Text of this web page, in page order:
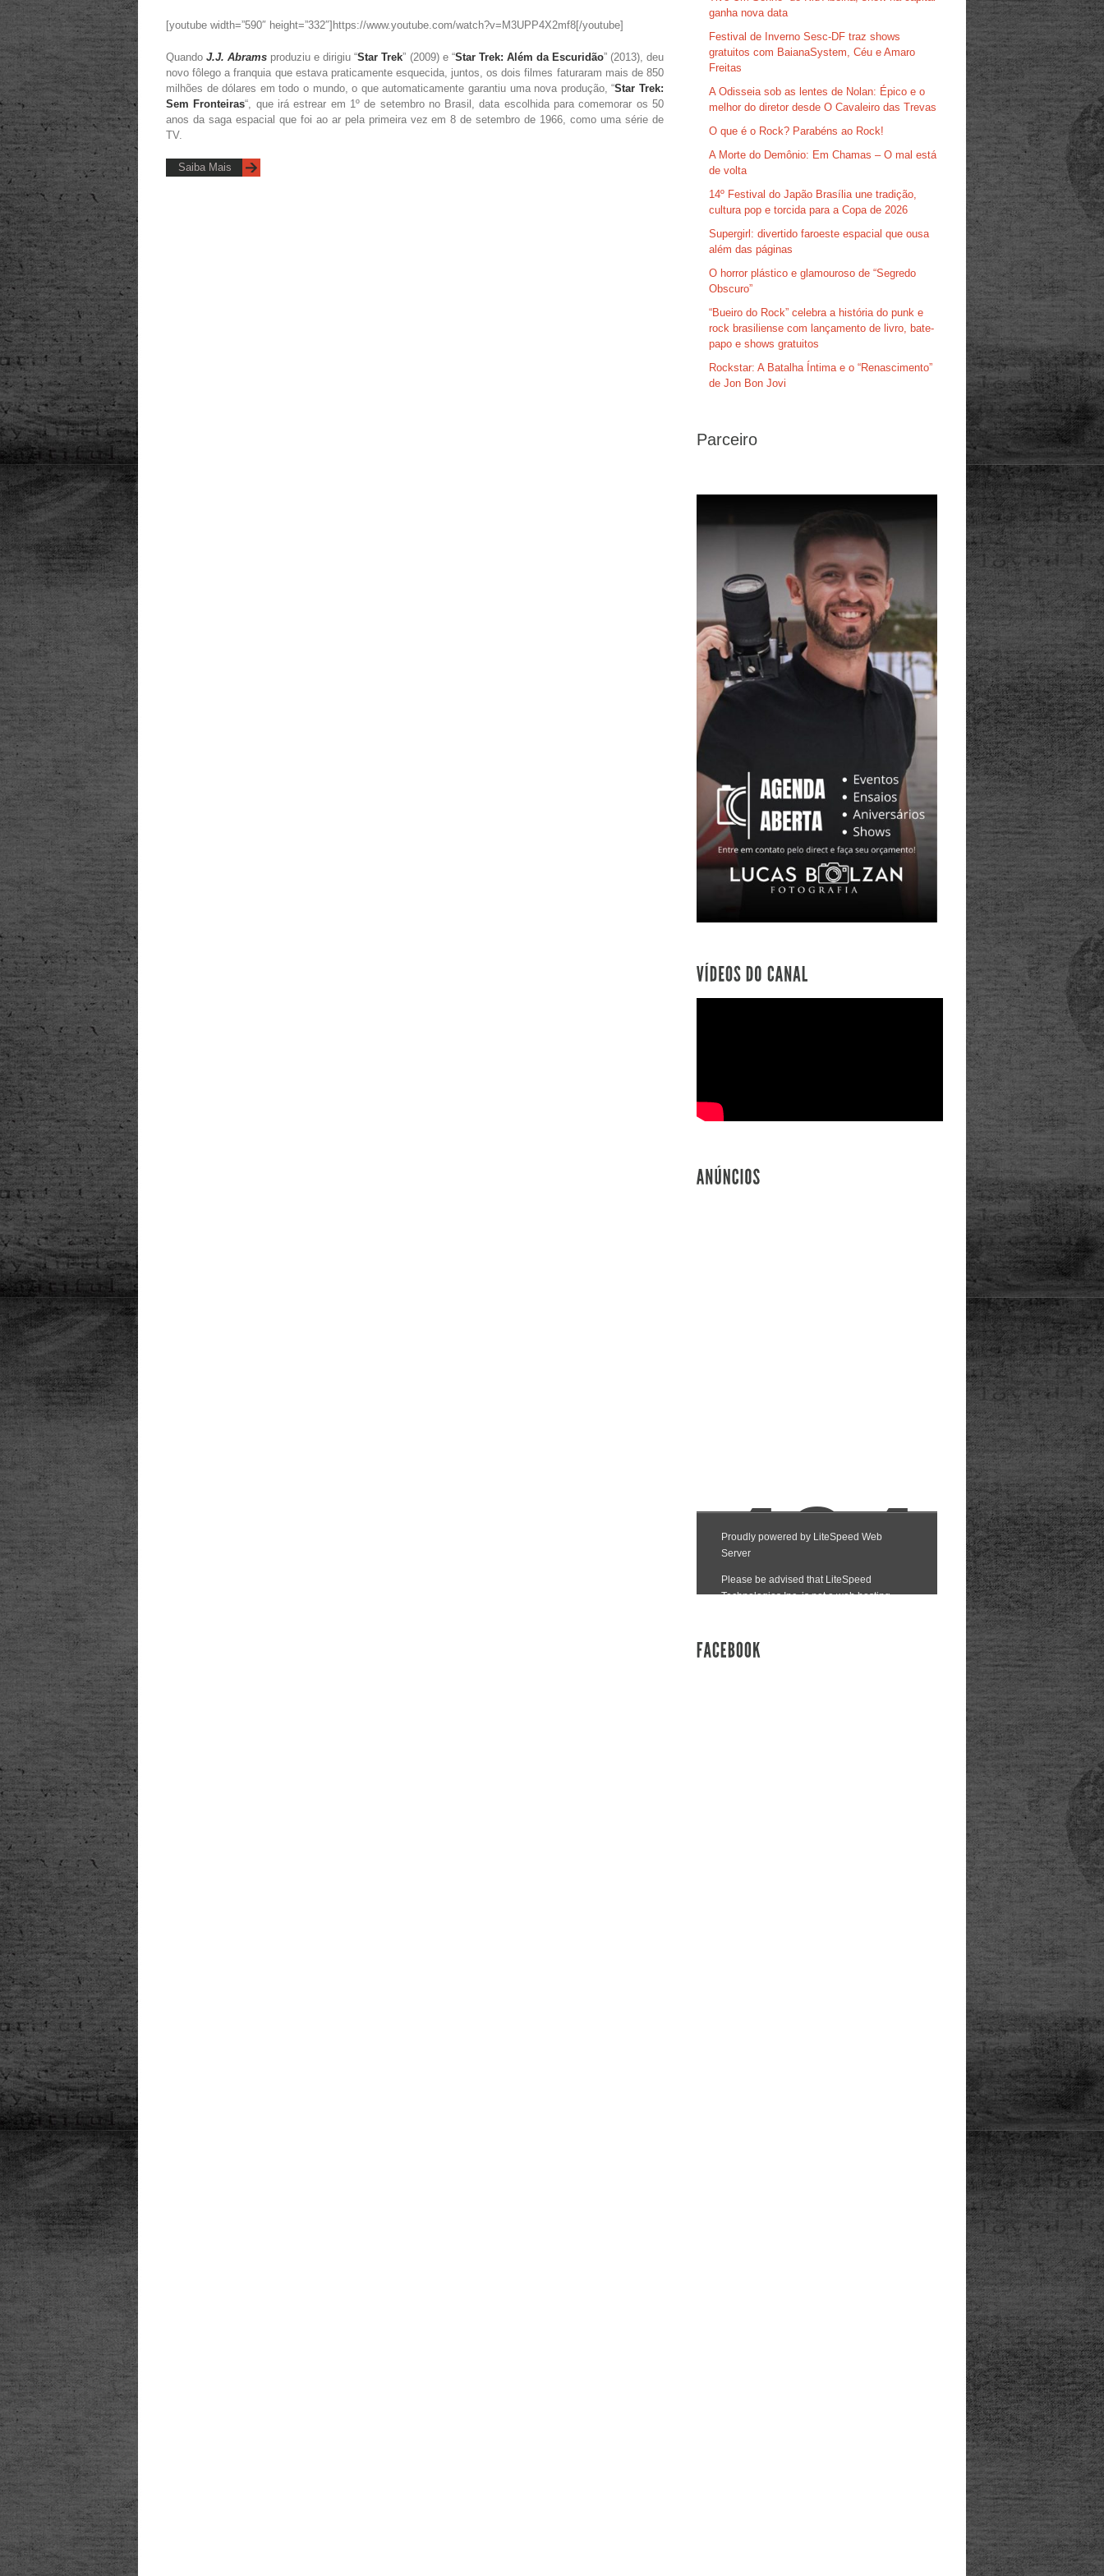
[youtube width=”590″ height=”332″]https://www.youtube.com/watch?v=M3UPP4X2mf8[/youtube]
QuandoJ.J. Abrams produziu e dirigiu “Star Trek” (2009) e “Star Trek: Além da Escuridão” (2013), deu
novo fôlego a franquia que estava praticamente esquecida, juntos, os dois filmes faturaram mais de 850
milhões de dólares em todo o mundo, o que automaticamente garantiu uma nova produção, “Star Trek:
Sem Fronteiras“, que irá estrear em 1º de setembro no Brasil, data escolhida para comemorar os 50
anos da saga espacial que foi ao ar pela primeira vez em 8 de setembro de 1966, como uma série de
TV.
Saiba Mais
ganha nova data
Festival de Inverno Sesc-DF traz shows
gratuitos com BaianaSystem, Céu e Amaro
Freitas
A Odisseia sob as lentes de Nolan: Épico e o
melhor do diretor desde O Cavaleiro das Trevas
O que é o Rock? Parabéns ao Rock!
A Morte do Demônio: Em Chamas – O mal está
de volta
14º Festival do Japão Brasília une tradição,
cultura pop e torcida para a Copa de 2026
Supergirl: divertido faroeste espacial que ousa
além das páginas
O horror plástico e glamouroso de “Segredo
Obscuro”
“Bueiro do Rock” celebra a história do punk e
rock brasiliense com lançamento de livro, bate-
papo e shows gratuitos
Rockstar: A Batalha Íntima e o “Renascimento”
de Jon Bon Jovi
Parceiro